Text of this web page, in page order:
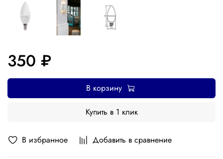
В избранное Добавить в сравнение
350 ₽
В корзину
Купить в 1 клик